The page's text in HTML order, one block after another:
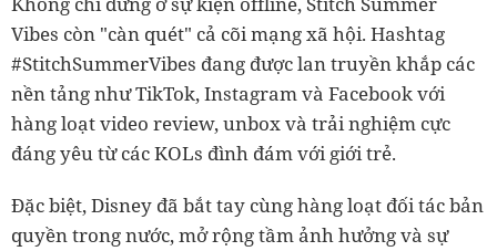
Vibes còn "càn quét" cả cõi mạng xã hội. Hashtag
#StitchSummerVibes đang được lan truyền khắp các
nền tảng như TikTok, Instagram và Facebook với
hàng loạt video review, unbox và trải nghiệm cực
đáng yêu từ các KOLs đình đám với giới trẻ.
Đặc biệt, Disney đã bắt tay cùng hàng loạt đối tác bản
quyền trong nước, mở rộng tầm ảnh hưởng và sự